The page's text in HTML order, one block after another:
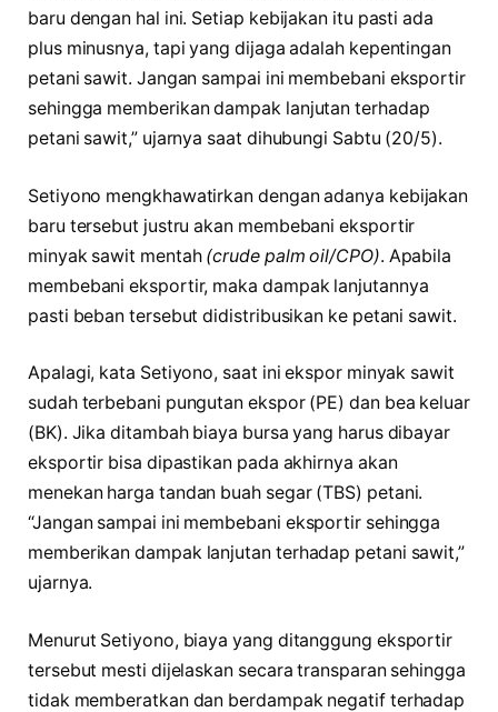
baru dengan hal ini. Setiap kebijakan itu pasti ada
plus minusnya, tapi yang dijaga adalah kepentingan
petani sawit. Jangan sampai ini membebani eksportir
sehingga memberikan dampak lanjutan terhadap
petani sawit,” ujarnya saat dihubungi Sabtu (20/5).
Setiyono mengkhawatirkan dengan adanya kebijakan
baru tersebut justru akan membebani eksportir
minyak sawit mentah (crude palm oil/CPO). Apabila
membebani eksportir, maka dampak lanjutannya
pasti beban tersebut didistribusikan ke petani sawit.
Apalagi, kata Setiyono, saat ini ekspor minyak sawit
sudah terbebani pungutan ekspor (PE) dan bea keluar
(BK). Jika ditambah biaya bursa yang harus dibayar
eksportir bisa dipastikan pada akhirnya akan
menekan harga tandan buah segar (TBS) petani.
“Jangan sampai ini membebani eksportir sehingga
memberikan dampak lanjutan terhadap petani sawit,”
ujarnya.
Menurut Setiyono, biaya yang ditanggung eksportir
tersebut mesti dijelaskan secara transparan sehingga
tidak memberatkan dan berdampak negatif terhadap